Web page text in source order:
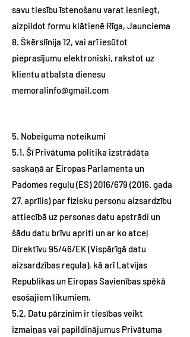
savu tiesību īstenošanu varat iesniegt,
aizpildot formu klātienē Rīga, Jaunciema
8. Škērslīnija 12, vai arī iesūtot
pieprasījumu elektroniski, rakstot uz
klientu atbalsta dienesu
memoralinfo@gmail.com
5. Nobeiguma noteikumi
5.1. Šī Privātuma politika izstrādāta
saskaņā ar Eiropas Parlamenta un
Padomes regulu (ES) 2016/679 (2016. gada
27. aprīlis) par fizisku personu aizsardzību
attiecībā uz personas datu apstrādi un
šādu datu brīvu apriti un ar ko atceļ
Direktīvu 95/46/EK (Vispārīgā datu
aizsardzības regula), kā arī Latvijas
Republikas un Eiropas Savienības spēkā
esošajiem likumiem.
5.2. Datu pārzinim ir tiesības veikt
izmaiņas vai papildinājumus Privātuma